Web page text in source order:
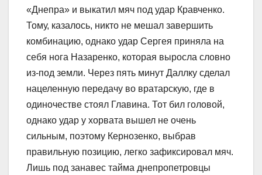
«Днепра» и выкатил мяч под удар Кравченко.
Тому, казалось, никто не мешал завершить
комбинацию, однако удар Сергея приняла на
себя нога Назаренко, которая выросла словно
из-под земли. Через пять минут Даллку сделал
нацеленную передачу во вратарскую, где в
одиночестве стоял Главина. Тот бил головой,
однако удар у хорвата вышел не очень
сильным, поэтому Кернозенко, выбрав
правильную позицию, легко зафиксировал мяч.
Лишь под занавес тайма днепропетровцы